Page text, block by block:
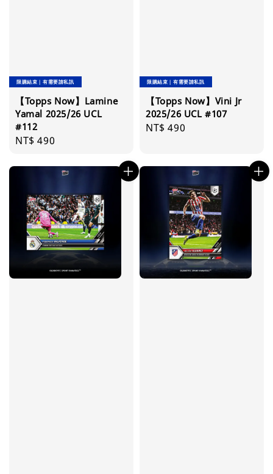
限購結束｜有需要請私訊
【Topps Now】Lamine
Yamal 2025/26 UCL
#112
Regular
NT$ 490
限購結束｜有需要請私訊
【Topps Now】Vini Jr
2025/26 UCL #107
Regular
NT$ 490